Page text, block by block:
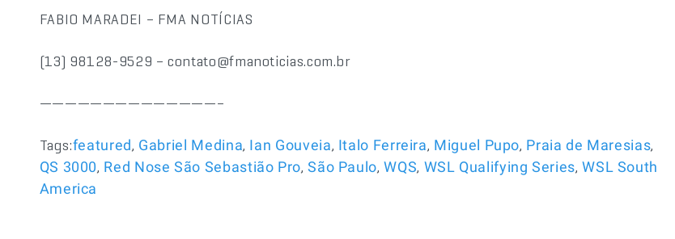
FABIO MARADEI – FMA NOTÍCIAS
(13) 98128-9529 – contato@fmanoticias.com.br
——————————————–
Tags:featured, Gabriel Medina, Ian Gouveia, Italo Ferreira, Miguel Pupo, Praia de Maresias,
QS 3000, Red Nose São Sebastião Pro,São Paulo,WQS, WSL Qualifying Series,WSL South
America